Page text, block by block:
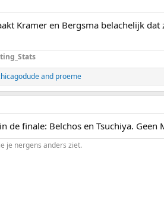
Kramer en Bergsma belachelijk
and proeme
de finale: Belchos en Tsuchiya.
je nergens anders ziet.